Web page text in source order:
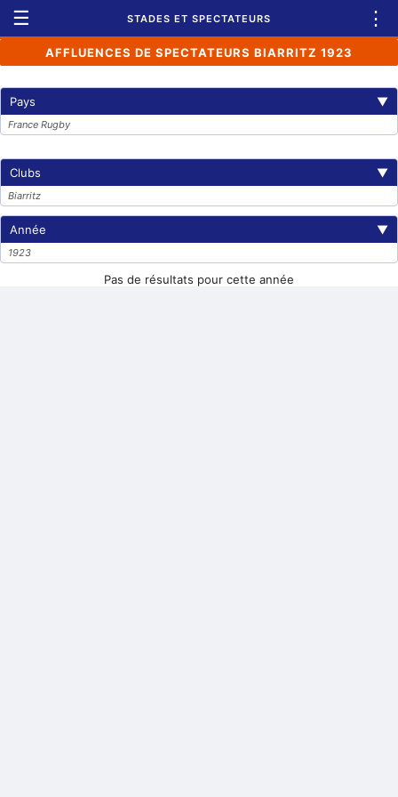
☰ STADES ET SPECTATEURS ⋮
AFFLUENCES DE SPECTATEURS BIARRITZ 1923
Pays ▼
France Rugby
Clubs ▼
Biarritz
Année ▼
1923
Pas de résultats pour cette année